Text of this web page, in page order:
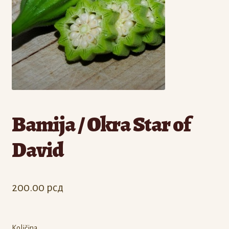
Odjava
Registracija
Bamija / Okra Star of
David
200.00 рсд